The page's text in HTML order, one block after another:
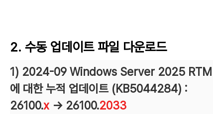
2. 수동 업데이트 파일 다운로드
1) 2024-09 Windows Server 2025 RTM
에 대한 누적 업데이트 (KB5044284) :
26100.x → 26100.2033